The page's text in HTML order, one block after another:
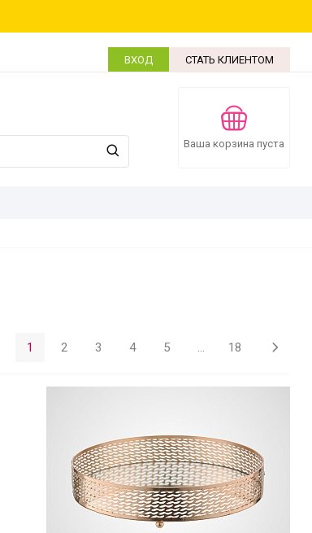
ВХОД СТАТЬ КЛИЕНТОМ
Ваша корзина пуста
1 2 3 4 5 ... 18